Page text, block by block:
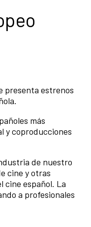
presenta estrenos
más
y coproducciones
de nuestro
cine y otras
cine español. La
a profesionales